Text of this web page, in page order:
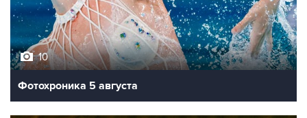
10
Фотохроника 5 августа